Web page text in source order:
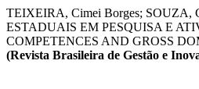
TEIXEIRA, Cimei Borges; SOUZA,
ESTADUAIS EM PESQUISA E
COMPETENCES AND GROSS
(Revista Brasileira de Gestão e